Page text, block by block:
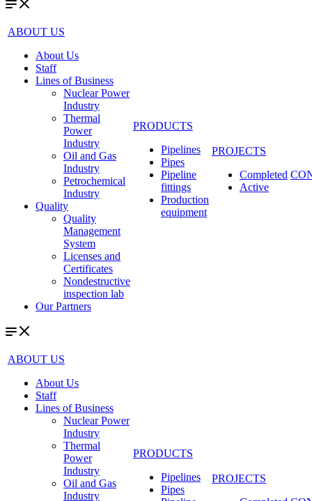
ABOUT US
About Us
Staff
Lines of Business
Nuclear Power
Industry
Thermal
Power
Industry
Oil and Gas
Industry
Petrochemical
Industry
Quality
Quality
Management
System
Licenses and
Certificates
Nondestructive
inspection lab
Our Partners
PRODUCTS
Pipelines
Pipes
Pipeline
fittings
Production
equipment
PROJECTS
Completed
Active
ABOUT US
About Us
Staff
Lines of Business
Nuclear Power
Industry
Thermal
Power
Industry
Oil and Gas
Industry
PRODUCTS
Pipelines
Pipes
PROJECTS